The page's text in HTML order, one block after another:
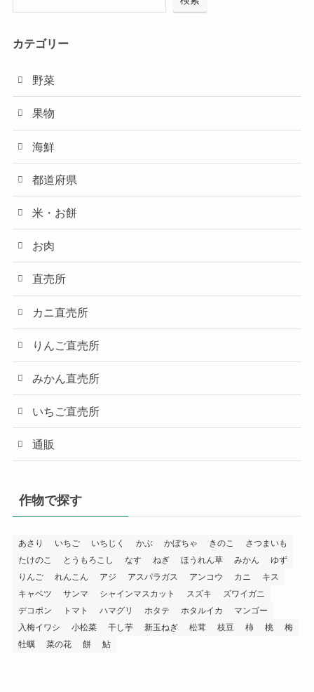
カテゴリー
野菜
果物
海鮮
都道府県
米・お餅
お肉
直売所
カニ直売所
りんご直売所
みかん直売所
いちご直売所
通販
作物で探す
あさり いちご いちじく かぶ かぼちゃ きのこ
さつまいも
たけのこ
とうもろこし なす ねぎ ほうれん草 みかん
ゆず
りんご
れんこん アジ アスパラガス アンコウ カニ
キス
キャベツ
サンマ シャインマスカット スズキ
ズワイガニ
デコポン
トマト ハマグリ ホタテ ホタルイカ
マンゴー
入梅イワシ
小松菜 干し芋 新玉ねぎ 松茸 枝豆 柿 桃
梅
牡蠣
菜の花 餅 鮎